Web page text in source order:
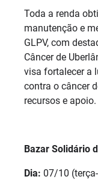
Toda a renda
manutenção e
GLPV, com
Câncer de
visa fortalecer a
contra o câncer
recursos e apoio.
Bazar Solidário
Dia: 07/10